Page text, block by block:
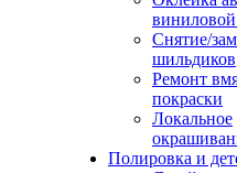
Снятие/
шильдиков
Ремонт
покраски
Локальное
Полировка и